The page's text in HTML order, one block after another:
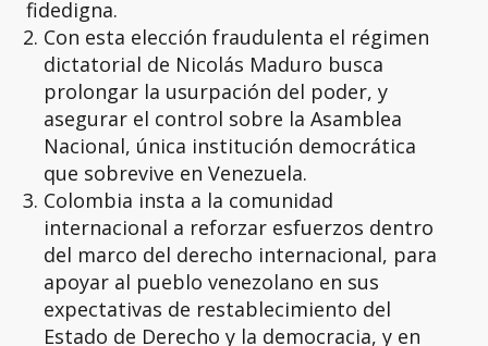
fidedigna.
Con esta elección fraudulenta el régimen
dictatorial de Nicolás Maduro busca
prolongar la usurpación del poder, y
asegurar el control sobre la Asamblea
Nacional, única institución democrática
que sobrevive en Venezuela.
Colombia insta a la comunidad
internacional a reforzar esfuerzos dentro
del marco del derecho internacional, para
apoyar al pueblo venezolano en sus
expectativas de restablecimiento del
Estado de Derecho y la democracia, y en